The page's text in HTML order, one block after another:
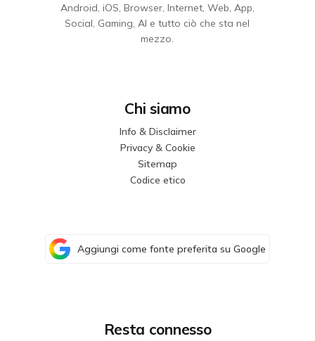
Android, iOS, Browser, Internet, Web, App,
Social, Gaming, AI e tutto ciò che sta nel
mezzo.
Chi siamo
Info & Disclaimer
Privacy & Cookie
Sitemap
Codice etico
Aggiungi come fonte preferita su Google
Resta connesso